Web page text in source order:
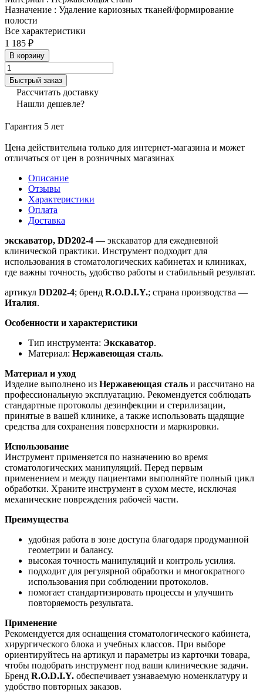
Назначение : Удаление кариозных тканей/формирование
полости
Все характеристики
1 185 ₽
В корзину
Быстрый заказ
Рассчитать доставку
Нашли дешевле?
Гарантия 5 лет
Цена действительна только для интернет-магазина и может
отличаться от цен в розничных магазинах
Описание
Отзывы
Характеристики
Оплата
Доставка
экскаватор, DD202-4 — экскаватор для ежедневной
клинической практики. Инструмент подходит для
использования в стоматологических кабинетах и клиниках,
где важны точность, удобство работы и стабильный результат.
артикул DD202-4; бренд R.O.D.I.Y.; страна производства —
Италия.
Особенности и характеристики
Тип инструмента: Экскаватор.
Материал: Нержавеющая сталь.
Материал и уход
Изделие выполнено из Нержавеющая сталь и рассчитано на
профессиональную эксплуатацию. Рекомендуется соблюдать
стандартные протоколы дезинфекции и стерилизации,
принятые в вашей клинике, а также использовать щадящие
средства для сохранения поверхности и маркировки.
Использование
Инструмент применяется по назначению во время
стоматологических манипуляций. Перед первым
применением и между пациентами выполняйте полный цикл
обработки. Храните инструмент в сухом месте, исключая
механические повреждения рабочей части.
Преимущества
удобная работа в зоне доступа благодаря продуманной
геометрии и балансу.
высокая точность манипуляций и контроль усилия.
подходит для регулярной обработки и многократного
использования при соблюдении протоколов.
помогает стандартизировать процессы и улучшить
повторяемость результата.
Применение
Рекомендуется для оснащения стоматологического кабинета,
хирургического блока и учебных классов. При выборе
ориентируйтесь на артикул и параметры из карточки товара,
чтобы подобрать инструмент под ваши клинические задачи.
Бренд R.O.D.I.Y. обеспечивает узнаваемую номенклатуру и
удобство повторных заказов.